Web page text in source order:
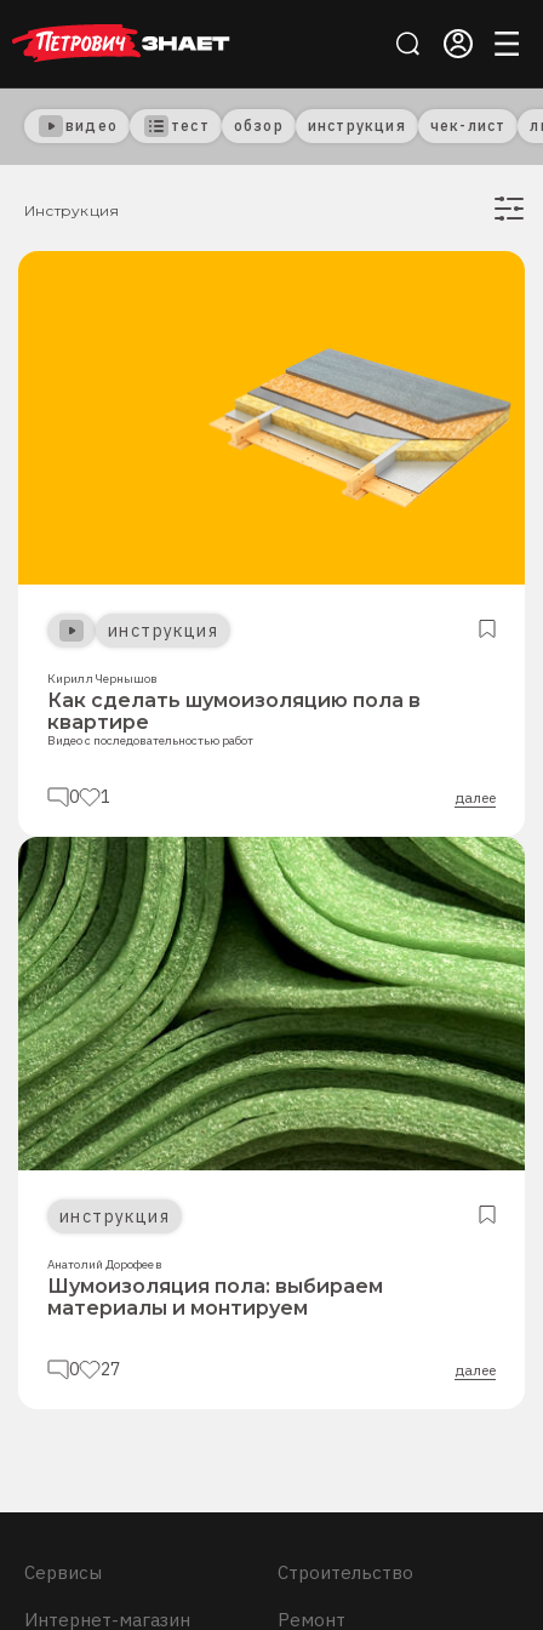
видео тест обзор инструкция чек-лист
Инструкция
инструкция
Кирилл Чернышов
Как сделать шумоизоляцию пола в
квартире
Видео с последовательностью работ
0 1 далее
инструкция
Анатолий Дорофеев
Шумоизоляция пола: выбираем
материалы и монтируем
0 27 далее
Сервисы
Интернет-магазин
Строительство
Ремонт